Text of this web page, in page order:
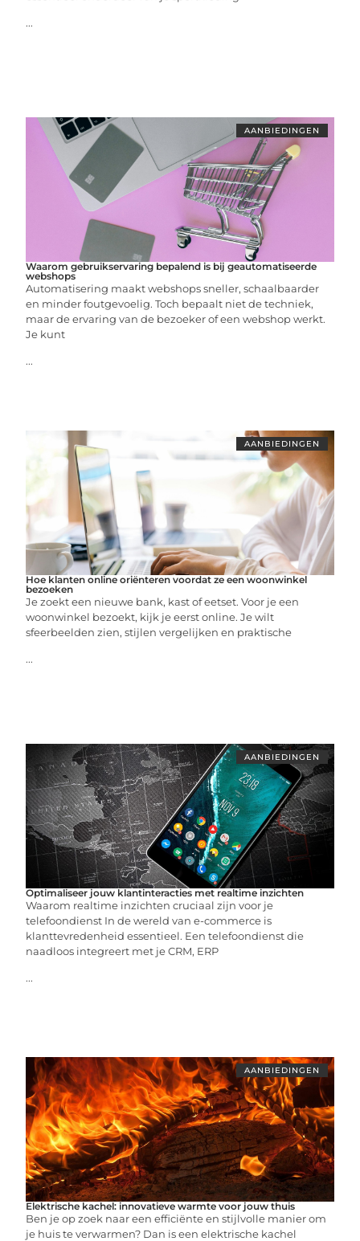
...
AANBIEDINGEN
Waarom gebruikservaring bepalend is bij geautomatiseerde
webshops
Automatisering maakt webshops sneller, schaalbaarder
en minder foutgevoelig. Toch bepaalt niet de techniek,
maar de ervaring van de bezoeker of een webshop werkt.
Je kunt
...
AANBIEDINGEN
Hoe klanten online oriënteren voordat ze een woonwinkel
bezoeken
Je zoekt een nieuwe bank, kast of eetset. Voor je een
woonwinkel bezoekt, kijk je eerst online. Je wilt
sfeerbeelden zien, stijlen vergelijken en praktische
...
AANBIEDINGEN
Optimaliseer jouw klantinteracties met realtime inzichten
Waarom realtime inzichten cruciaal zijn voor je
telefoondienst In de wereld van e-commerce is
klanttevredenheid essentieel. Een telefoondienst die
naadloos integreert met je CRM, ERP
...
AANBIEDINGEN
Elektrische kachel: innovatieve warmte voor jouw thuis
Ben je op zoek naar een efficiënte en stijlvolle manier om
je huis te verwarmen? Dan is een elektrische kachel